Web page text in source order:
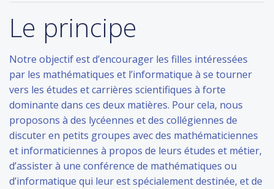
Le principe
Notre objectif est d’encourager les filles intéressées
par les mathématiques et l’informatique à se tourner
vers les études et carrières scientifiques à forte
dominante dans ces deux matières. Pour cela, nous
proposons à des lycéennes et des collégiennes de
discuter en petits groupes avec des mathématiciennes
et informaticiennes à propos de leurs études et métier,
d’assister à une conférence de mathématiques ou
d’informatique qui leur est spécialement destinée, et de